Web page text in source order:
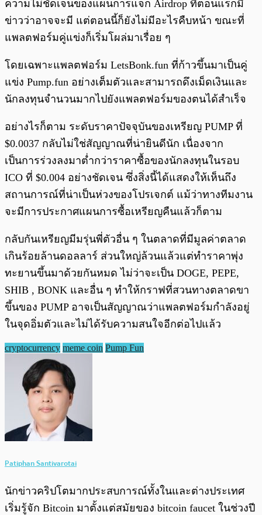
ความไม่ชัดเจนของแผนการแจก Airdrop ที่ตอนแรกมี
ข่าวว่าอาจจะมี แต่ตอนนี้ก็ยังไม่มีอะไรคืบหน้า ขณะที่
แพลตฟอร์มคู่แข่งก็เริ่มโผล่มาเรื่อย ๆ
โดยเฉพาะแพลตฟอร์ม LetsBonk.fun ที่ก้าวขึ้นมาเป็นคู่
แข่ง Pump.fun อย่างเต็มตัวและสามารถดึงเม็ดเงินและ
นักลงทุนจำนวนมากไปยังแพลตฟอร์มของตนได้สำเร็จ
อย่างไรก็ตาม ระดับราคาปัจจุบันของเหรียญ PUMP ที่
$0.0037 กลับไม่ใช่สัญญาณที่น่ายินดีนัก เนื่องจาก
เป็นการร่วงลงมาต่ำกว่าราคาซื้อของนักลงทุนในรอบ
ICO ที่ $0.004 อย่างชัดเจน ซึ่งสิ่งนี้ได้แสดงให้เห็นถึง
สถานการณ์ที่น่าเป็นห่วงของโปรเจกต์ แม้ว่าทางทีมงาน
จะมีการประกาศแผนการซื้อเหรียญคืนแล้วก็ตาม
กลับกันเหรียญมีมรุ่นพี่ตัวอื่น ๆ ในตลาดที่มีมูลค่าตลาด
เกินร้อยล้านดอลลาร์ ส่วนใหญ่ล้วนแล้วแต่ทำราคาพุ่ง
ทะยานขึ้นมาด้วยกันหมด ไม่ว่าจะเป็น DOGE, PEPE,
SHIB , BONK และอื่น ๆ ทำให้กราฟที่สวนทางตลาดขา
ขึ้นของ PUMP อาจเป็นสัญญาณว่าแพลตฟอร์มกำลังอยู่
ในจุดอิ่มตัวและไม่ได้รับความสนใจอีกต่อไปแล้ว
cryptocurrency meme coin Pump Fun
Patiphan Santivarotai
นักข่าวคริปโตมากประสบการณ์ทั้งในและต่างประเทศ
เริ่มรู้จัก Bitcoin มาตั้งแต่สมัยของ bitcoin faucet ในช่วงปี